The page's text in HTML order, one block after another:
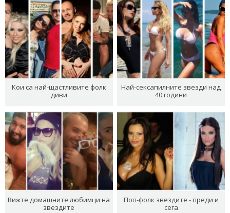
Кои са най-щастливите фолк
диви
Най-сексапилните звезди над
40 години
Вижте домашните любимци на
звездите
Поп-фолк звездите - преди и
сега